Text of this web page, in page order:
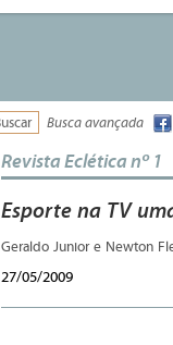
Busca avançada
Revista Eclética nº 1
Esporte na TV
Geraldo Junior e Newton
27/05/2009